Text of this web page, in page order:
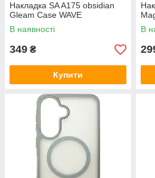
Накладка SA A175 obsidian
Gleam Case WAVE
В наявності
349 ₴
Купити
В